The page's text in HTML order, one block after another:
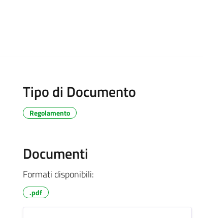
Tipo di Documento
Regolamento
Documenti
Formati disponibili:
.pdf